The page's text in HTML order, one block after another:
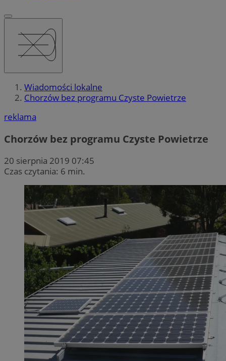
Wiadomości lokalne
Chorzów bez programu Czyste Powietrze
reklama
Chorzów bez programu Czyste Powietrze
20 sierpnia 2019 07:45
Czas czytania: 6 min.